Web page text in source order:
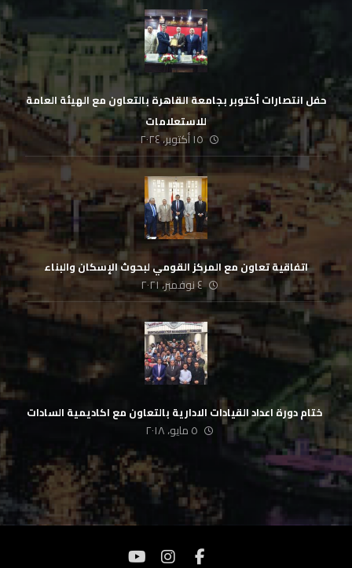
حفل انتصارات أكتوبر بجامعة القاهرة بالتعاون مع الهيئة العامة
للاستعلامات
١٥ أكتوبر، ٢٠٢٤
اتفاقية تعاون مع المركز القومي لبحوث الإسكان والبناء
٤ نوفمبر، ٢٠٢١
‏ ختام دورة اعداد القيادات الادارية بالتعاون مع اكاديمية السادات
٥ مايو، ٢٠١٨